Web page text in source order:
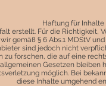
Haftung für Inhalte
erstellt. Für die
gemäß § 6 Abs.1 MDStV
sind jedoch nicht
forschen, die auf eine
Gesetzen
möglich. Bei
diese Inhalte umgehend